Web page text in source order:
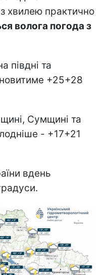
хвилею практично
волога погода з
півдні та
+25+28
Сумщині та
- +17+21
вдень